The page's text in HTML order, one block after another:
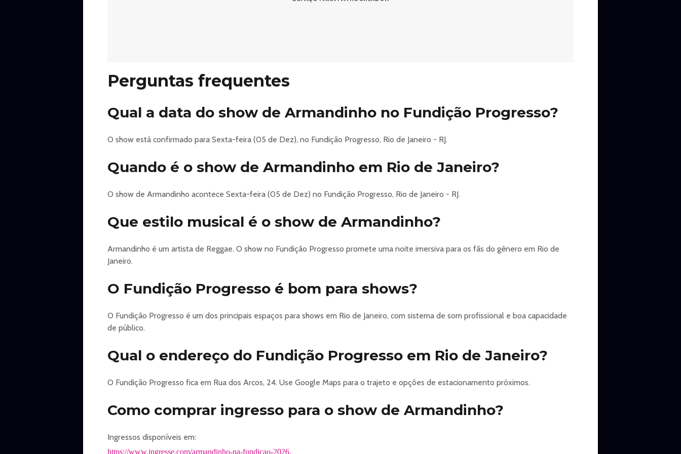
https://www.ingresse.com/armandinho-na-fundicao-2026
Perguntas frequentes
Qual a data do show de Armandinho no Fundição Progresso?
O show está confirmado para Sexta-feira (05 de Dez), no Fundição Progresso, Rio de Janeiro - RJ.
Quando é o show de Armandinho em Rio de Janeiro?
O show de Armandinho acontece Sexta-feira (05 de Dez) no Fundição Progresso, Rio de Janeiro - RJ.
Que estilo musical é o show de Armandinho?
Armandinho é um artista de Reggae. O show no Fundição Progresso promete uma noite imersiva para os fãs do gênero em Rio de
Janeiro.
O Fundição Progresso é bom para shows?
O Fundição Progresso é um dos principais espaços para shows em Rio de Janeiro, com sistema de som profissional e boa capacidade
de público.
Qual o endereço do Fundição Progresso em Rio de Janeiro?
O Fundição Progresso fica em Rua dos Arcos, 24. Use Google Maps para o trajeto e opções de estacionamento próximos.
Como comprar ingresso para o show de Armandinho?
Ingressos disponíveis em:
https://www.ingresse.com/armandinho-na-fundicao-2026.